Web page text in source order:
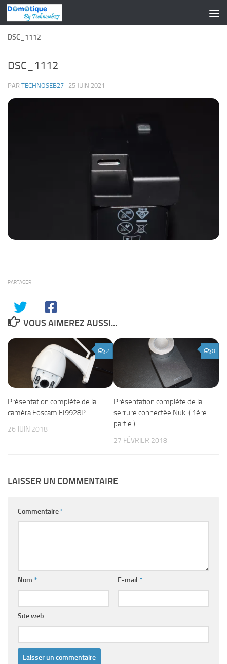
Skip to content
DSC_1112
DSC_1112
PAR TECHNOSEB27 · 25 JUIN 2021
PARTAGER
VOUS AIMEREZ AUSSI...
2
Présentation complète de la
caméra Foscam FI9928P
26 JUIN 2018
0
Présentation complète de la
serrure connectée Nuki ( 1ère
partie )
27 FÉVRIER 2018
LAISSER UN COMMENTAIRE
Commentaire*
Nom * E-mail *
Site web